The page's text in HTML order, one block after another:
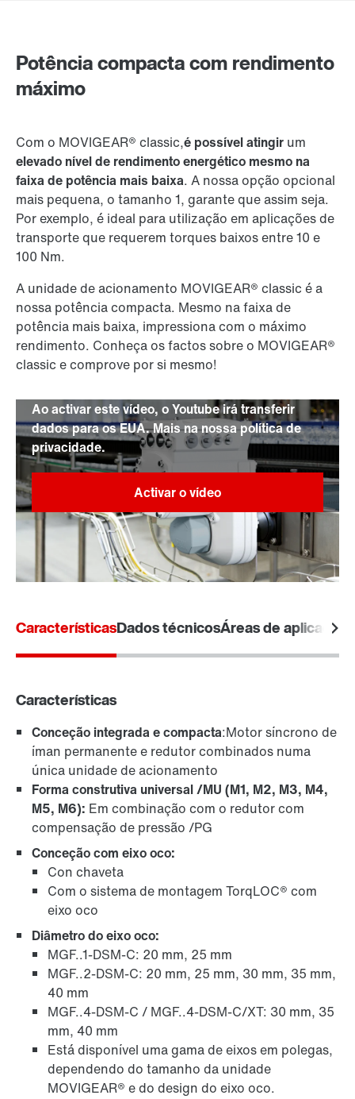
Potência compacta com rendimento
máximo
Ao activar este vídeo, o Youtube irá transferir
dados para os EUA. Mais na nossa política de
privacidade.
Com o MOVIGEAR® classic,é possível atingir um
elevado nível de rendimento energético mesmo na
faixa de potência mais baixa. A nossa opção opcional
mais pequena, o tamanho 1, garante que assim seja.
Por exemplo, é ideal para utilização em aplicações de
transporte que requerem torques baixos entre 10 e
100 Nm.
A unidade de acionamento MOVIGEAR® classic é a
nossa potência compacta. Mesmo na faixa de
potência mais baixa, impressiona com o máximo
rendimento. Conheça os factos sobre o MOVIGEAR®
classic e comprove por si mesmo!
Dados sobre o MOVIGEAR® classic
CaracterísticasDados técnicosÁreas de aplicação
Características
Conceção integrada e compacta:Motor síncrono de
íman permanente e redutor combinados numa
única unidade de acionamento
Forma construtiva universal /MU (M1, M2, M3, M4,
M5, M6): Em combinação com o redutor com
compensação de pressão /PG
Conceção com eixo oco:
Con chaveta
Com o sistema de montagem TorqLOC® com
eixo oco
Diâmetro do eixo oco:
MGF..1-DSM-C: 20 mm, 25 mm
MGF..2-DSM-C: 20 mm, 25 mm, 30 mm, 35 mm,
40 mm
MGF..4-DSM-C / MGF..4-DSM-C/XT: 30 mm, 35
mm, 40 mm
Está disponível uma gama de eixos em polegas,
dependendo do tamanho da unidade
MOVIGEAR® e do design do eixo oco.